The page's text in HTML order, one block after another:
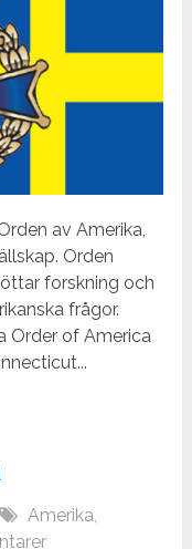
av Amerika,
Orden
forskning och
frågor.
Order of America
Amerika